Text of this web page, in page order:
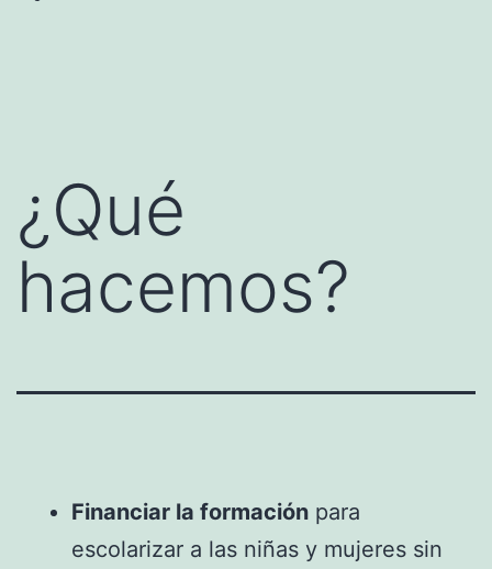
¿Qué
hacemos?
Financiar la formación para
escolarizar a las niñas y mujeres sin